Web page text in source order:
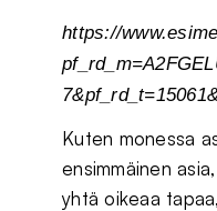
https://
Kuten monessa
ensimmäinen
yhtä oikeaa